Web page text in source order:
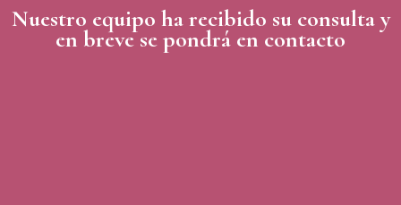
Nuestro equipo ha recibido su consulta y
en breve se pondrá en contacto